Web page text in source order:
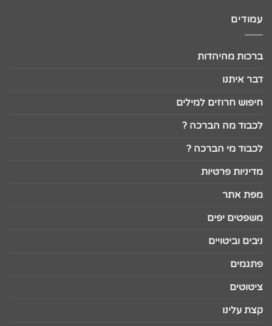
עמודים
ברכות מהיהדות
דבר איתנו
חיפוש חרוזים למילים
לכבוד מה הברכה ?
לכבוד מי הברכה ?
מדיניות פרטיות
מפת אתר
משפטים יפים
ניבים וביטויים
פתגמים
ציטוטים
קצת עלינו